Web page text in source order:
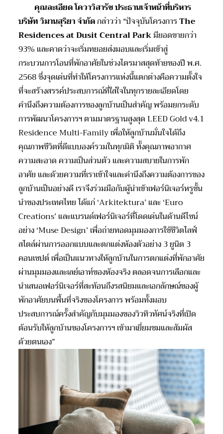
คุณละเอียด โควาวิสารัช ประธานเจ้าหน้าที่บริหาร
บริษัท วิมานสุริยา จำกัดกล่าวว่า “ปัจจุบันโครงการThe
Residences at Dusit Central Parkมียอดขายกว่า
93% และคาดว่าจะเริ่มทยอยส่งมอบและเริ่มเข้าสู่
กระบวนการโอนที่พักอาศัยในช่วงไตรมาสสุดท้ายของปี พ.ศ.
2568 ซึ่งจุดเด่นที่ทำให้โครงการแห่งนี้แตกต่างคือความตั้งใจ
ที่จะสร้างสรรค์ประสบการณ์ที่ใส่ใจในทุกรายละเอียดโดย
คำนึงถึงความต้องการของลูกบ้านเป็นสำคัญ พร้อมยกระดับ
การพัฒนาโครงการฯ ตามมาตรฐานสูงสุด LEED Gold v4.1
Residence Multi-Family เพื่อให้ลูกบ้านมั่นใจได้ถึง
คุณภาพชีวิตที่ดีแบบองค์รวมในทุกมิติ ทั้งคุณภาพอากาศ
ความสะอาด ความเป็นส่วนตัว และความสบายในการพัก
อาศัย และด้วยความที่เราเข้าใจและคำนึงถึงความต้องการของ
ลูกบ้านเป็นอย่างดี เราจึงร่วมมือกับผู้นำเข้าเฟอร์นิเจอร์หรูชั้น
นำของประเทศไทย ได้แก่ ‘Arkitektura’ และ ‘Euro
Creations’ และแบรนด์เฟอร์นิเจอร์ที่โดดเด่นในด้านดีไซน์
อย่าง ‘Muse Design’ เพื่อถ่ายทอดมุมมองการใช้ชีวิตไลฟ์
สไตล์ผ่านการออกแบบและตกแต่งห้องตัวอย่าง 3 ยูนิต 3
คอนเซปต์ เพื่อเป็นแนวทางให้ลูกบ้านในการตกแต่งที่พักอาศัย
ผ่านมุมมองและเลย์เอาท์ของห้องจริง ตลอดจนการเลือกและ
นำเสนอเฟอร์นิเจอร์ที่สะท้อนถึงรสนิยมและเอกลักษณ์ของผู้
พักอาศัยบนพื้นที่จริงของโครงการ พร้อมทั้งมอบ
ประสบการณ์ครั้งสำคัญกับมุมมองของวิวทิวทัศน์จริงที่เปิด
ต้อนรับให้ลูกบ้านของโครงการฯ เข้ามาเยี่ยมชมและสัมผัส
ด้วยตนเอง”